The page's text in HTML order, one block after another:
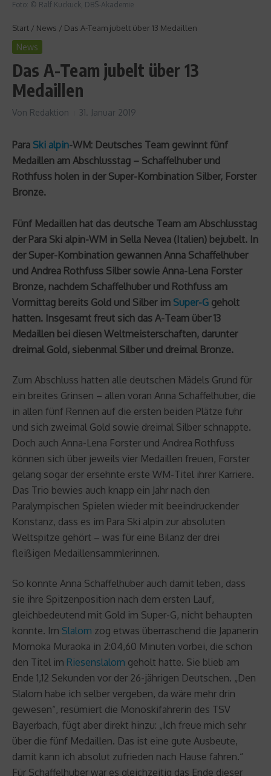
Foto: © Ralf Kuckuck, DBS-Akademie
Start / News / Das A-Team jubelt über 13 Medaillen
News
Das A-Team jubelt über 13
Medaillen
Von Redaktion 31. Januar 2019
Para Ski alpin-WM: Deutsches Team gewinnt fünf
Medaillen am Abschlusstag – Schaffelhuber und
Rothfuss holen in der Super-Kombination Silber, Forster
Bronze.
Fünf Medaillen hat das deutsche Team am Abschlusstag
der Para Ski alpin-WM in Sella Nevea (Italien) bejubelt. In
der Super-Kombination gewannen Anna Schaffelhuber
und Andrea Rothfuss Silber sowie Anna-Lena Forster
Bronze, nachdem Schaffelhuber und Rothfuss am
Vormittag bereits Gold und Silber im Super-G geholt
hatten. Insgesamt freut sich das A-Team über 13
Medaillen bei diesen Weltmeisterschaften, darunter
dreimal Gold, siebenmal Silber und dreimal Bronze.
Zum Abschluss hatten alle deutschen Mädels Grund für
ein breites Grinsen – allen voran Anna Schaffelhuber, die
in allen fünf Rennen auf die ersten beiden Plätze fuhr
und sich zweimal Gold sowie dreimal Silber schnappte.
Doch auch Anna-Lena Forster und Andrea Rothfuss
können sich über jeweils vier Medaillen freuen, Forster
gelang sogar der ersehnte erste WM-Titel ihrer Karriere.
Das Trio bewies auch knapp ein Jahr nach den
Paralympischen Spielen wieder mit beeindruckender
Konstanz, dass es im Para Ski alpin zur absoluten
Weltspitze gehört – was für eine Bilanz der drei
fleißigen Medaillensammlerinnen.
So konnte Anna Schaffelhuber auch damit leben, dass
sie ihre Spitzenposition nach dem ersten Lauf,
gleichbedeutend mit Gold im Super-G, nicht behaupten
konnte. Im Slalom zog etwas überraschend die Japanerin
Momoka Muraoka in 2:04,60 Minuten vorbei, die schon
den Titel im Riesenslalom geholt hatte. Sie blieb am
Ende 1,12 Sekunden vor der 26-jährigen Deutschen. „Den
Slalom habe ich selber vergeben, da wäre mehr drin
gewesen“, resümiert die Monoskifahrerin des TSV
Bayerbach, fügt aber direkt hinzu: „Ich freue mich sehr
über die fünf Medaillen. Das ist eine gute Ausbeute,
damit kann ich absolut zufrieden nach Hause fahren.“
Für Schaffelhuber war es gleichzeitig das Ende dieser